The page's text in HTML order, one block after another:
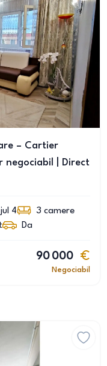
– Cartier
negociabil | Direct
4 3 camere
Da
90 000
Negociabil